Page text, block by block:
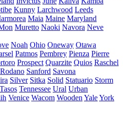
Kunny Larchwood Leeds
Maia Maine Maryland
Muretto Naoki Navora Neve
Noah Ohio Oneway Otawa
Patmos Pembrey Pienza Pierre
Prospect Quarzite Quios Raschel
Rodano Sanford Savona
Silver Sitka Solid Statuario Storm
Tasos Tennessee Ural Urban
Venice Wacom Wooden YaleYork